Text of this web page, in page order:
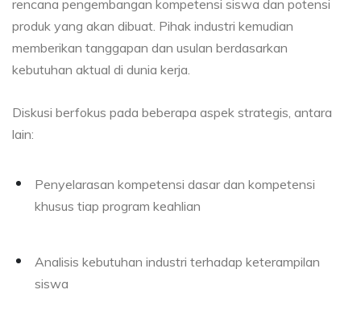
rencana pengembangan kompetensi siswa dan potensi
produk yang akan dibuat. Pihak industri kemudian
memberikan tanggapan dan usulan berdasarkan
kebutuhan aktual di dunia kerja.
Diskusi berfokus pada beberapa aspek strategis, antara
lain:
Penyelarasan kompetensi dasar dan kompetensi
khusus tiap program keahlian
Analisis kebutuhan industri terhadap keterampilan
siswa